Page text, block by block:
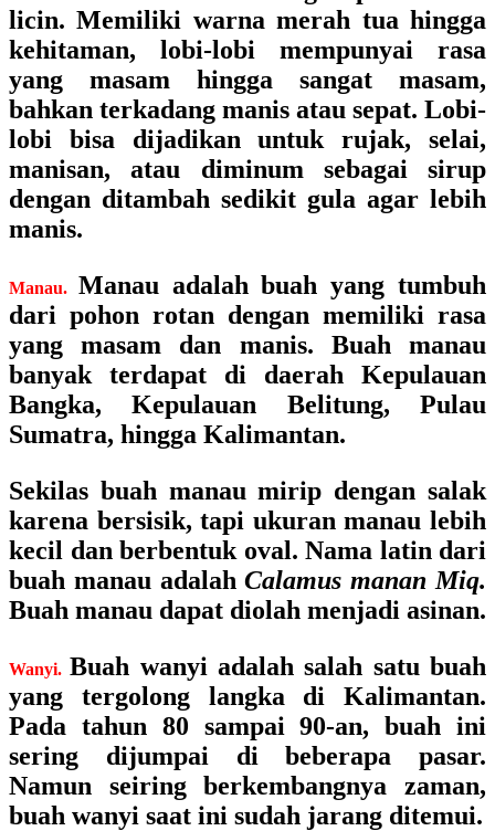
licin. Memiliki warna merah tua hingga
kehitaman, lobi-lobi mempunyai rasa
yang masam hingga sangat masam,
bahkan terkadang manis atau sepat. Lobi-
lobi bisa dijadikan untuk rujak, selai,
manisan, atau diminum sebagai sirup
dengan ditambah sedikit gula agar lebih
manis.
Manau. Manau adalah buah yang tumbuh
dari pohon rotan dengan memiliki rasa
yang masam dan manis. Buah manau
banyak terdapat di daerah Kepulauan
Bangka, Kepulauan Belitung, Pulau
Sumatra, hingga Kalimantan.
Sekilas buah manau mirip dengan salak
karena bersisik, tapi ukuran manau lebih
kecil dan berbentuk oval. Nama latin dari
buah manau adalahCalamus manan Miq.
Buah manau dapat diolah menjadi asinan.
Wanyi. Buah wanyi adalah salah satu buah
yang tergolong langka di Kalimantan.
Pada tahun 80 sampai 90-an, buah ini
sering dijumpai di beberapa pasar.
Namun seiring berkembangnya zaman,
buah wanyi saat ini sudah jarang ditemui.